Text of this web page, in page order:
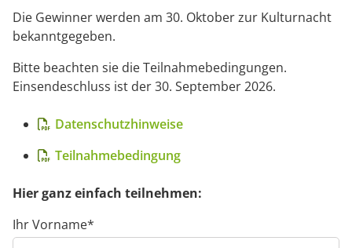
Die Gewinner werden am 30. Oktober zur Kulturnacht
bekanntgegeben.
Bitte beachten sie die Teilnahmebedingungen.
Einsendeschluss ist der 30. September 2026.
Datenschutzhinweise
Teilnahmebedingung
Hier ganz einfach teilnehmen:
Pflichtfeld
Ihr Vorname*